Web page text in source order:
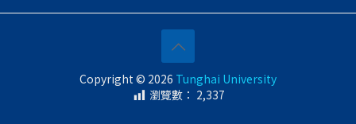
Copyright © 2026 Tunghai University
瀏覽數： 2,337